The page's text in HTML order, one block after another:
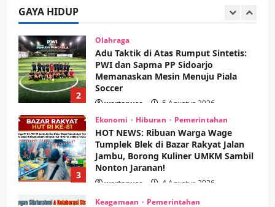
GAYA HIDUP
2
3
Ekonomi
HOT NEWS: Ribuan Warga Wage
Tumplek Blek di Bazar Rakyat Jalan
Jambu, Borong Kuliner UMKM Sambil
Nonton Jaranan!
4
Keagamaan Pemerintahan
Pemkab Sidoarjo & Muhammadiyah
Sinergi Permudah Perizinan, Wakaf,
hingga Hibah
wartanusa 4 Agustus 2026